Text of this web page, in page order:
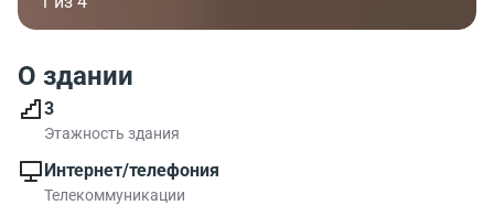
О здании
3
Этажность здания
Интернет/телефония
Телекоммуникации